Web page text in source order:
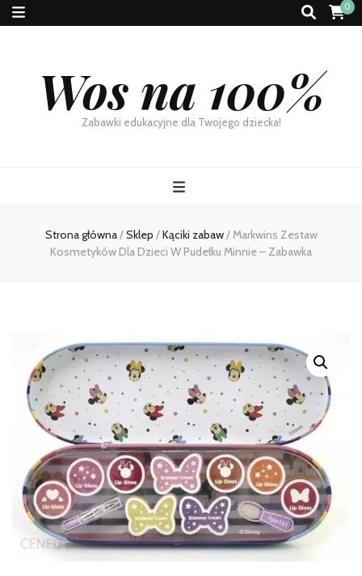
0
Wos na 100%
Zabawki edukacyjne dla Twojego dziecka!
Strona główna/Sklep /Kąciki zabaw/Markwins Zestaw
Kosmetyków Dla Dzieci W Pudełku Minnie – Zabawka